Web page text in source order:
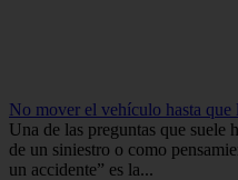
No mover el vehículo hasta que
Una de las preguntas que suele
de un siniestro o como
un accidente” es la...